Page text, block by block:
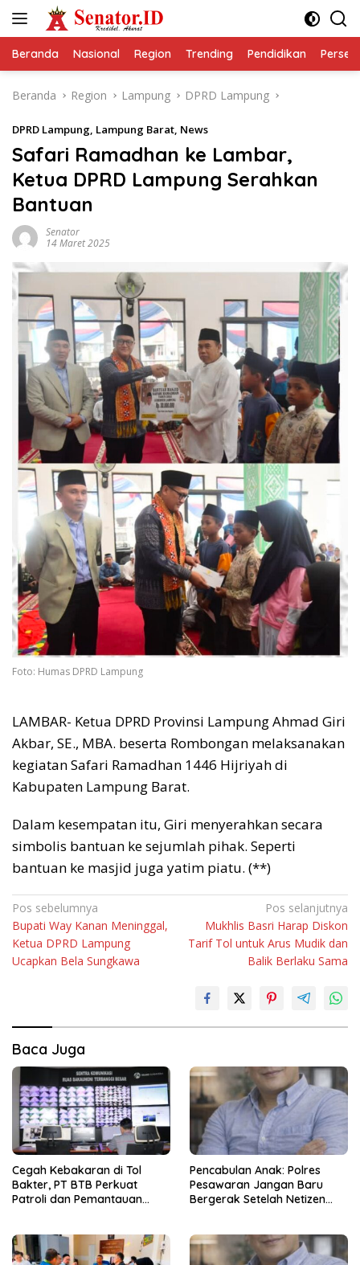
Beranda Nasional Region Trending Pendidikan
Beranda Region Lampung DPRD Lampung
DPRD Lampung, Lampung Barat, News
Safari Ramadhan ke Lambar,
Ketua DPRD Lampung Serahkan
Bantuan
Senator
14 Maret 2025
Foto: Humas DPRD Lampung
LAMBAR- Ketua DPRD Provinsi Lampung Ahmad Giri
Akbar, SE., MBA. beserta Rombongan melaksanakan
kegiatan Safari Ramadhan 1446 Hijriyah di
Kabupaten Lampung Barat.
Dalam kesempatan itu, Giri menyerahkan secara
simbolis bantuan ke sejumlah pihak. Seperti
bantuan ke masjid juga yatim piatu. (**)
Navigasi
pos
Pos sebelumnya
Bupati Way Kanan Meninggal,
Ketua DPRD Lampung
Ucapkan Bela Sungkawa
Pos selanjutnya
Mukhlis Basri Harap Diskon
Tarif Tol untuk Arus Mudik dan
Balik Berlaku Sama
Baca Juga
Cegah Kebakaran di Tol
Bakter, PT BTB Perkuat
Patroli dan Pemantauan
Pencabulan Anak: Polres
Pesawaran Jangan Baru
Bergerak Setelah Netizen